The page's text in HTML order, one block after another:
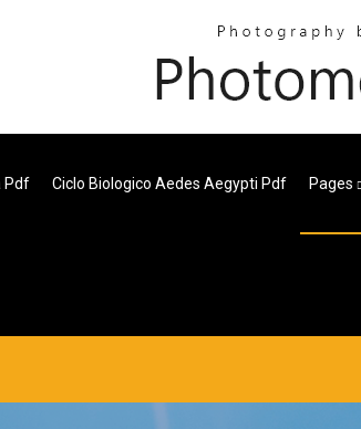
Pdf Ciclo Biologico Aedes Aegypti Pdf Pages